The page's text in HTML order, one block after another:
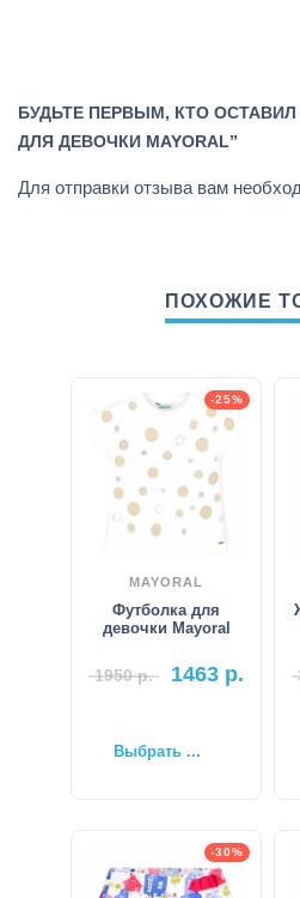
БУДЬТЕ ПЕРВЫМ, КТО
ДЛЯ ДЕВОЧКИ MAYORAL”
Для отправки отзыва вам
ПОХОЖИЕ
-25%
MAYORAL
Футболка для
девочки Mayoral
1950р. 1463 р.
Выбрать ...
-30%